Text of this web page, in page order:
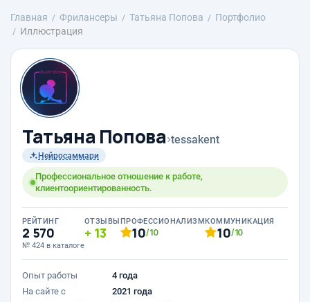
Главная Фрилансеры Татьяна Попова
Портфолио
Иллюстрация
Татьяна Попова›tessakent
Нейросаммари
Профессиональное отношение к работе,
клиентоориентированность.
РЕЙТИНГ
2 570
№ 424 в каталоге
ОТЗЫВЫ
13
ПРОФЕССИОНАЛИЗМ
10/10
КОММУНИКАЦИЯ
10/10
Опыт работы
4 года
На сайте с
2021 года